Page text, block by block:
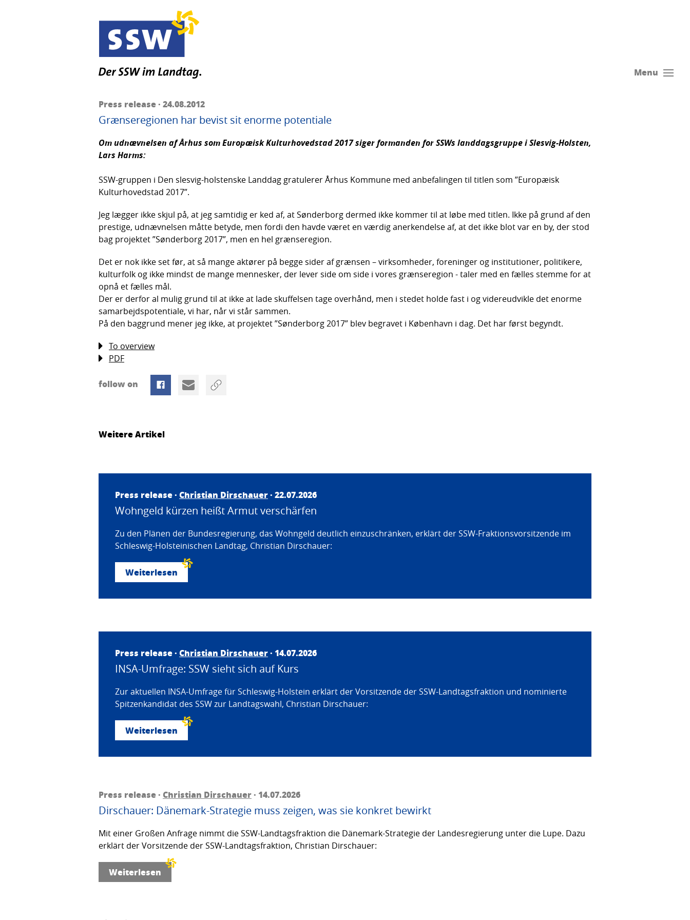
Menu
Press release · 24.08.2012
Grænseregionen har bevist sit enorme potentiale
Om udnævnelsen af Århus som Europæisk Kulturhovedstad 2017 siger formanden for SSWs landdagsgruppe i Slesvig-Holsten,
Lars Harms:
SSW-gruppen i Den slesvig-holstenske Landdag gratulerer Århus Kommune med anbefalingen til titlen som ”Europæisk
Kulturhovedstad 2017”.
Jeg lægger ikke skjul på, at jeg samtidig er ked af, at Sønderborg dermed ikke kommer til at løbe med titlen. Ikke på grund af den
prestige, udnævnelsen måtte betyde, men fordi den havde været en værdig anerkendelse af, at det ikke blot var en by, der stod
bag projektet ”Sønderborg 2017”, men en hel grænseregion.
Det er nok ikke set før, at så mange aktører på begge sider af grænsen – virksomheder, foreninger og institutioner, politikere,
kulturfolk og ikke mindst de mange mennesker, der lever side om side i vores grænseregion - taler med en fælles stemme for at
opnå et fælles mål.
Der er derfor al mulig grund til at ikke at lade skuffelsen tage overhånd, men i stedet holde fast i og videreudvikle det enorme
samarbejdspotentiale, vi har, når vi står sammen.
På den baggrund mener jeg ikke, at projektet ”Sønderborg 2017” blev begravet i København i dag. Det har først begyndt.
To overview
PDF
follow on
Weitere Artikel
Press release · Christian Dirschauer· 22.07.2026
Wohngeld kürzen heißt Armut verschärfen
Zu den Plänen der Bundesregierung, das Wohngeld deutlich einzuschränken, erklärt der SSW-Fraktionsvorsitzende im
Schleswig-Holsteinischen Landtag, Christian Dirschauer:
Weiterlesen
Press release · Christian Dirschauer· 14.07.2026
INSA-Umfrage: SSW sieht sich auf Kurs
Zur aktuellen INSA-Umfrage für Schleswig-Holstein erklärt der Vorsitzende der SSW-Landtagsfraktion und nominierte
Spitzenkandidat des SSW zur Landtagswahl, Christian Dirschauer:
Weiterlesen
Press release · Christian Dirschauer· 14.07.2026
Dirschauer: Dänemark-Strategie muss zeigen, was sie konkret bewirkt
Mit einer Großen Anfrage nimmt die SSW-Landtagsfraktion die Dänemark-Strategie der Landesregierung unter die Lupe. Dazu
erklärt der Vorsitzende der SSW-Landtagsfraktion, Christian Dirschauer:
Weiterlesen